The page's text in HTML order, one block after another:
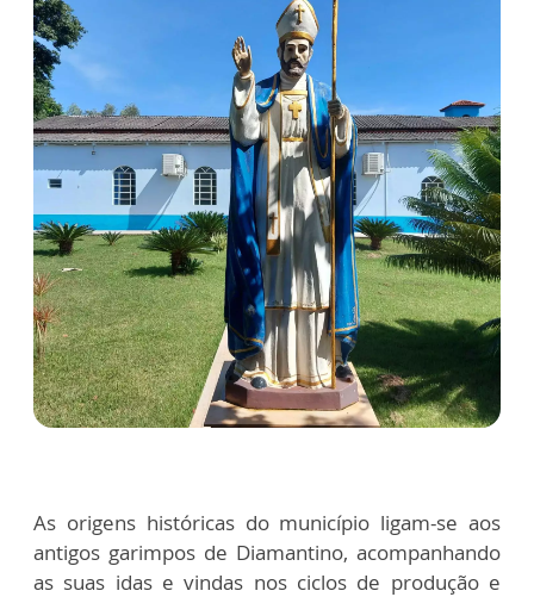
As origens históricas do município ligam-se aos
antigos garimpos de Diamantino, acompanhando
as suas idas e vindas nos ciclos de produção e